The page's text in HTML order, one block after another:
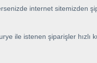
internet sitemizden
ile istenen şiparişler hızlı